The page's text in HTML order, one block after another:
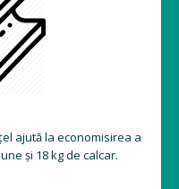
ajută la economisirea a
și 18 kg de calcar.